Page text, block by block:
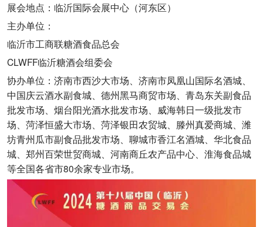
展会地点：临沂国际会展中心（河东区）
主办单位：
临沂市工商联糖酒食品总会
CLWFF临沂糖酒会组委会
协办单位：济南市西沙大市场、济南市凤凰山国际名酒城、
中国庆云酒水副食城、德州黑马商贸市场、青岛东关副食品
批发市场、烟台阳光酒水批发市场、威海韩日一级批发市
场、菏泽恒盛大市场、菏泽银田农贸城、滕州真爱商城、潍
坊青州瓜市副食品批发市场、聊城市香江名酒城、华北食品
城、郑州百荣世贸商城、河南商丘农产品中心、淮海食品城
等全国各省市80余家专业市场。